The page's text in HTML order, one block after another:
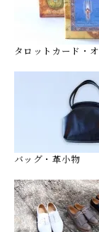
タロットカード・
バッグ・革小物